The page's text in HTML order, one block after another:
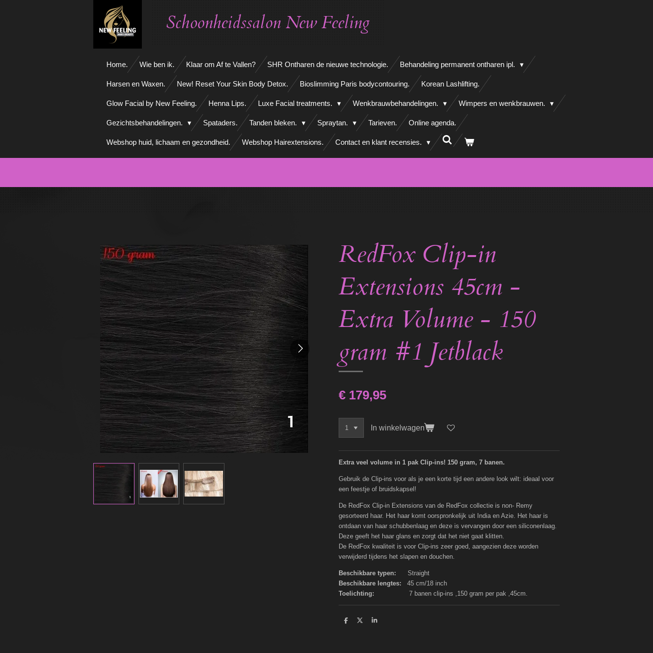
Schoonheidssalon New Feeling
Home. Wie ben ik. Klaar om Af te Vallen? SHR Ontharen de nieuwe technologie. Behandeling permanent ontharen ipl.
Harsen en Waxen. New! Reset Your Skin Body Detox. Bioslimming Paris bodycontouring. Korean Lashlifting.
Glow Facial by New Feeling. Henna Lips. Luxe Facial treatments. Wenkbrauwbehandelingen. Wimpers en wenkbrauwen.
Gezichtsbehandelingen. Spataders. Tanden bleken. Spraytan. Tarieven. Online agenda.
Webshop huid, lichaam en gezondheid. Webshop Hairextensions. Contact en klant recensies.
RedFox Clip-in
Extensions 45cm -
Extra Volume - 150
gram #1 Jetblack
€ 179,95
In winkelwagen
Extra veel volume in 1 pak Clip-ins! 150 gram, 7 banen.
Gebruik de Clip-ins voor als je een korte tijd een andere look wilt: ideaal voor
een feestje of bruidskapsel!
De RedFox Clip-in Extensions van de RedFox collectie is non- Remy
gesorteerd haar. Het haar komt oorspronkelijk uit India en Azie. Het haar is
ontdaan van haar schubbenlaag en deze is vervangen door een siliconenlaag.
Deze geeft het haar glans en zorgt dat het niet gaat klitten.
De RedFox kwaliteit is voor Clip-ins zeer goed, aangezien deze worden
verwijderd tijdens het slapen en douchen.
Beschikbare typen: Straight
Beschikbare lengtes: 45 cm/18 inch
Toelichting:
7 banen clip-ins ,150 gram per pak ,45cm.
D
D
S